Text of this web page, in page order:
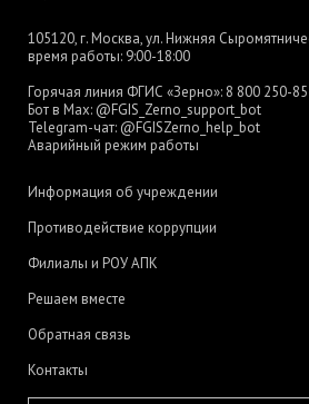
105120, г. Москва, ул. Нижняя
время работы: 9:00-18:00
Горячая линия ФГИС «Зерно»: 8 800 250-
Бот в Max: @FGIS_Zerno_support_bot
Telegram-чат: @FGISZerno_help_bot
Аварийный режим работы
Информация об учреждении
Противодействие коррупции
Филиалы и РОУ АПК
Решаем вместе
Обратная связь
Контакты